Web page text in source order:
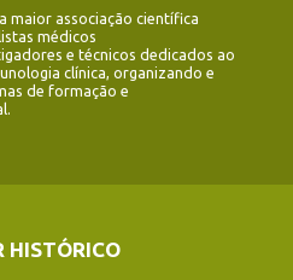
maior associação científica
médicos
e técnicos dedicados ao
clínica, organizando e
de formação e
HISTÓRICO